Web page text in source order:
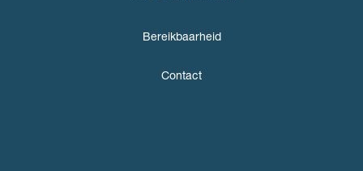
Bereikbaarheid
Contact